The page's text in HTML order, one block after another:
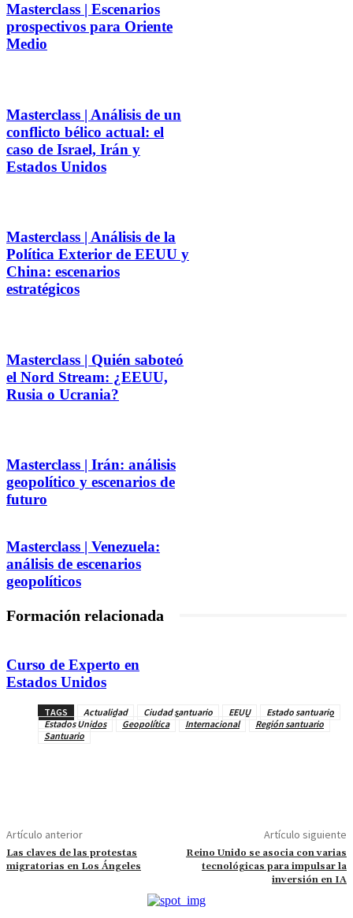
Masterclass | Escenarios
prospectivos para Oriente
Medio
Masterclass | Análisis de un
conflicto bélico actual: el
caso de Israel, Irán y
Estados Unidos
Masterclass | Análisis de la
Política Exterior de EEUU y
China: escenarios
estratégicos
Masterclass | Quién saboteó
el Nord Stream: ¿EEUU,
Rusia o Ucrania?
Masterclass | Irán: análisis
geopolítico y escenarios de
futuro
Masterclass | Venezuela:
análisis de escenarios
geopolíticos
Formación relacionada
Curso de Experto en
Estados Unidos
TAGS Actualidad Ciudad santuario EEUU
Estado santuario
Estados Unidos
Geopolítica Internacional
Región santuario
Santuario
Artículo anterior
Las claves de las protestas
migratorias en Los Ángeles
Artículo siguiente
Reino Unido se asocia con varias
tecnológicas para impulsar la
inversión en IA